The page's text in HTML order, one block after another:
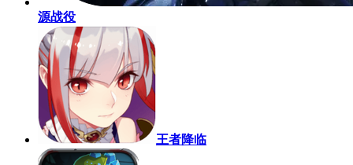
源战役
王者降临